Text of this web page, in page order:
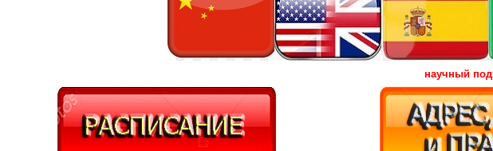
научный